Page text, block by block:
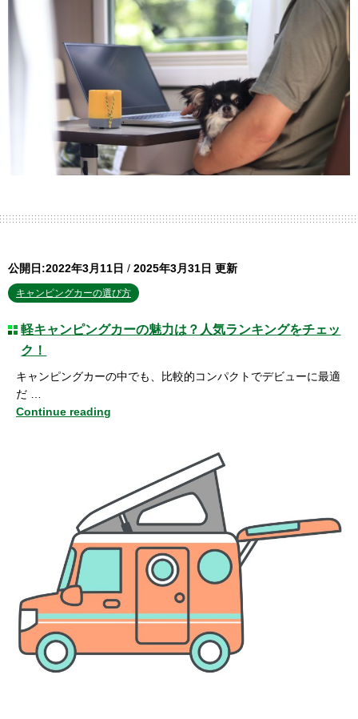
公開日:2022年3月11日 / 2025年3月31日 更新
キャンピングカーの選び方
軽キャンピングカーの魅力は？人気ランキングをチェッ
ク！
キャンピングカーの中でも、比較的コンパクトでデビューに最適
だ …
Continue reading